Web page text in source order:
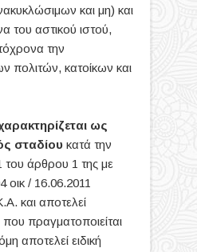
και μη) και
του αστικού ιστού,
την
πολιτών, κατοίκων και
ως
σταδίου κατά την
του άρθρου 1 της με
οικ / 16.06.2011
και αποτελεί
πραγματοποιείται
αποτελεί ειδική